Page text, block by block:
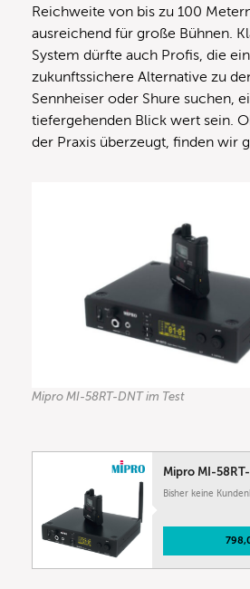
Reichweite von bis zu 100
ausreichend für große Bühnen.
System dürfte auch Profis, die
zukunftssichere Alternative zu
Sennheiser oder Shure suchen,
tiefergehenden Blick wert sein.
der Praxis überzeugt, finden wir
Mipro MI-58RT-DNT im Test
Mipro MI-
Bisher keine